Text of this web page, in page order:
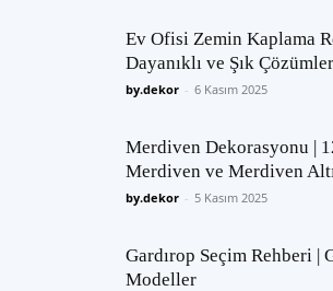
Ev Ofisi Zemin Kaplama
Dayanıklı ve Şık Çözümler
by.dekor - 6 Kasım 2025
Merdiven Dekorasyonu |
Merdiven ve Merdiven
by.dekor - 5 Kasım 2025
Gardırop Seçim Rehberi |
Modeller